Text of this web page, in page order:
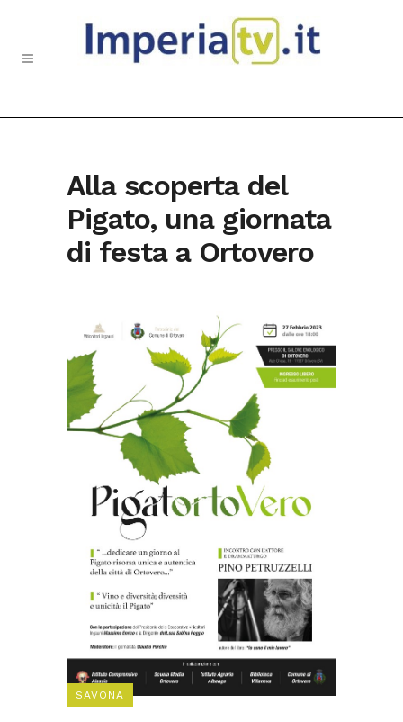
Alla scoperta del
Pigato, una giornata
di festa a Ortovero
SAVONA